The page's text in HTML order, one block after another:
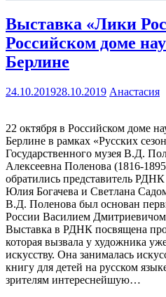
Выставка «Лики
Российском доме
Берлине
24.10.201928.10.2019 Анастасия
22 октября в Российском доме
Берлине в рамках «Русских
Государственного музея В.Д.
Алексеевна Поленова (1816-
обратились представитель
Юлия Богачева и Светлана
В.Д. Поленова был основан
России Василием
Выставка в РДНК посвящена
которая вызвала у художника
искусству. Она занималась
книгу для детей на русском
зрителям интереснейшую…